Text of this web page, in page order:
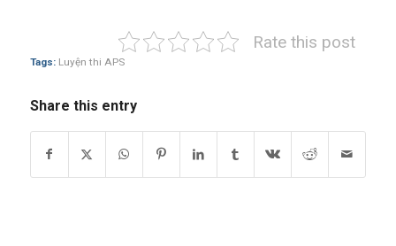
Rate this post
Tags: Luyện thi APS
Share this entry